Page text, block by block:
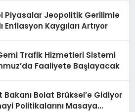
Piyasalar Jeopolitik Gerilimle
Enflasyon Kaygıları Artıyor
Trafik Hizmetleri Sistemi
Faaliyete Başlayacak
Bakanı Bolat Brüksel’e Gidiyor
Politikalarını Masaya